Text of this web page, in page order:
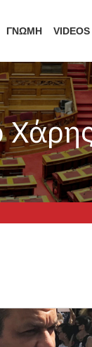
ΓΝΩΜΗ VIDEOS